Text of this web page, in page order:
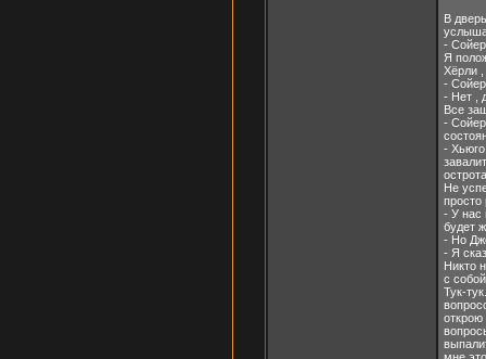
В
-
Я
Хёрли
-
- Нет ,
Все
-
-
Не
просто
- У нас
будет
- Но
- Я
Никто
с
Тук-